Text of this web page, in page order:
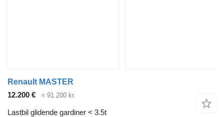
Renault MASTER
12.200 €
≈ 91.200 kr.
Lastbil glidende gardiner < 3.5t